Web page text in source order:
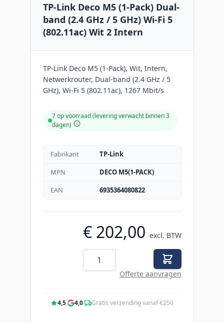
TP-Link Deco M5 (1-Pack) Dual-
band (2.4 GHz / 5 GHz) Wi-Fi 5
(802.11ac) Wit 2 Intern
TP-Link Deco M5 (1-Pack), Wit, Intern,
Netwerkrouter, Dual-band (2.4 GHz / 5
GHz), Wi-Fi 5 (802.11ac), 1267 Mbit/s
7 op voorraad (levering verwacht binnen 3
dagen)
Fabrikant
TP-Link
MPN
DECO M5(1-PACK)
EAN
6935364080822
€ 202,00 excl. BTW
Aantal
Offerte aanvragen
4,5· 4,0· Gratis verzending vanaf €250